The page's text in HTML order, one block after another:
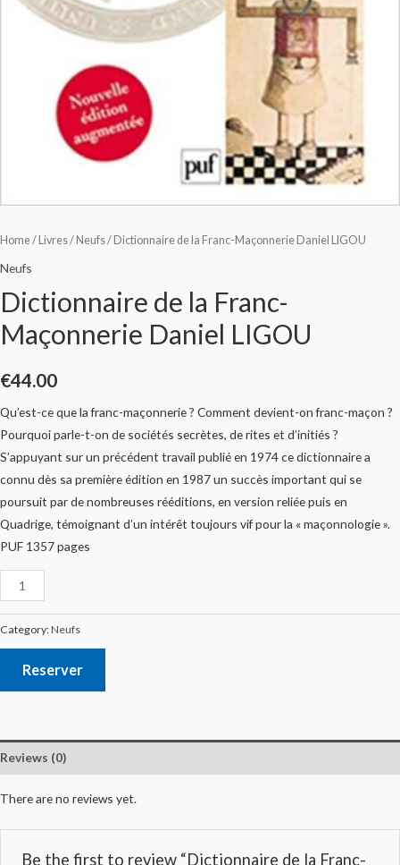
Home/ Livres/ Neufs/ Dictionnaire de la Franc-Maçonnerie Daniel LIGOU
Neufs
Dictionnaire de la Franc-
Maçonnerie Daniel LIGOU
€44.00
Qu’est-ce que la franc-maçonnerie ? Comment devient-on franc-maçon ?
Pourquoi parle-t-on de sociétés secrètes, de rites et d’initiés ?
S’appuyant sur un précédent travail publié en 1974 ce dictionnaire a
connu dès sa première édition en 1987 un succès important qui se
poursuit par de nombreuses rééditions, en version reliée puis en
Quadrige, témoignant d’un intérêt toujours vif pour la « maçonnologie ».
PUF 1357 pages
Category:Neufs
Reserver
Reviews (0)
There are no reviews yet.
Be the first to review “Dictionnaire de la Franc-